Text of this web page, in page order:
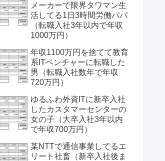
メーカーで限界タワマン生
活してる1日3時間労働パパ
（転職入社3年以内で年収
1000万円）
年収1100万円を捨てて教育
系ITベンチャーに転職した
男（転職入社数年で年収
720万円）
ゆるふわ外資ITに新卒入社
したカスタマーセンターの
女の子（大卒入社3年以内
で年収700万円）
某NTTで通信事業してるエ
リート社畜（新卒入社後ま